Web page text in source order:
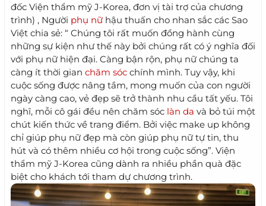
đốc Viện thẩm mỹ J-Korea, đơn vị tài trợ của chương
trình) , Người phụ nữ hậu thuấn cho nhan sắc các Sao
Việt chia sẻ: “ Chúng tôi rất muốn đồng hành cùng
những sự kiện như thế này bởi chúng rất có ý nghĩa đối
với phụ nữ hiện đại. Càng bận rộn, phụ nữ chúng ta
càng ít thời gian chăm sóc chính mình. Tuy vậy, khi
cuộc sống được nâng tầm, mong muốn của con người
ngày càng cao, vẻ đẹp sẽ trở thành nhu cầu tất yếu. Tôi
nghĩ, mỗi cô gái đều nên chăm sóc làn da và bỏ túi một
chút kiến thức về trang điểm. Bởi việc make up không
chỉ giúp phụ nữ đẹp mà còn giúp phụ nữ tự tin, thu
hút và có thêm nhiều cơ hội trong cuộc sống”. Viện
thẩm mỹ J-Korea cũng dành ra nhiều phần quà đặc
biệt cho khách tới tham dự chương trình.